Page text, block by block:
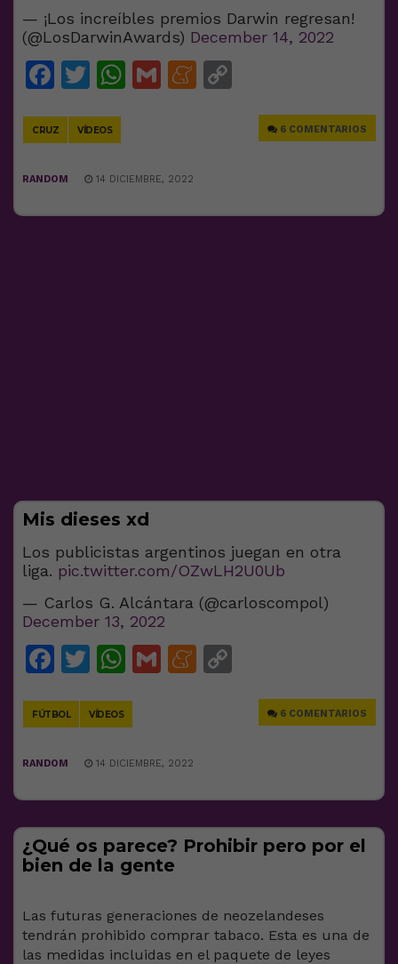
— ¡Los increíbles premios Darwin regresan!
(@LosDarwinAwards) December 14, 2022
Facebook
Twitter
WhatsApp
GmailMeneame
CRUZ VÍDEOS 6 COMENTARIOS
RANDOM 14 DICIEMBRE, 2022
Mis dieses xd
Los publicistas argentinos juegan en otra
liga. pic.twitter.com/OZwLH2U0Ub
— Carlos G. Alcántara (@carloscompol)
December 13, 2022
Facebook
Twitter
WhatsApp
GmailMeneame
FÚTBOL VÍDEOS 6 COMENTARIOS
RANDOM 14 DICIEMBRE, 2022
¿Qué os parece? Prohibir pero por el
bien de la gente
Las futuras generaciones de neozelandeses
tendrán prohibido comprar tabaco. Esta es una de
las medidas incluidas en el paquete de leyes